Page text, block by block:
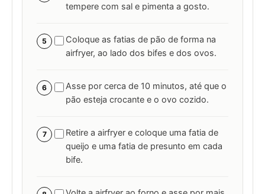
tempere com sal e pimenta a gosto.
5
Coloque as fatias de pão de forma na
airfryer, ao lado dos bifes e dos ovos.
6
Asse por cerca de 10 minutos, até que o
pão esteja crocante e o ovo cozido.
7
Retire a airfryer e coloque uma fatia de
queijo e uma fatia de presunto em cada
bife.